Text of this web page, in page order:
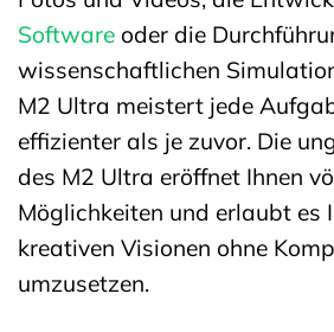
Software oder die
wissenschaftlichen
M2 Ultra meistert jede
effizienter als je zuvor. Die
des M2 Ultra eröffnet Ihnen
Möglichkeiten und erlaubt es
kreativen Visionen ohne
umzusetzen.